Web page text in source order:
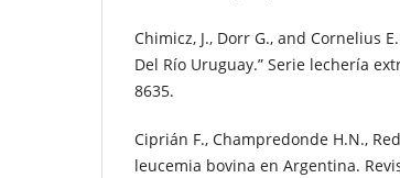
Chimicz, J., Dorr G., and Cornelius
Del Río Uruguay.” Serie lechería
8635.
Ciprián F., Champredonde H.N.,
leucemia bovina en Argentina.